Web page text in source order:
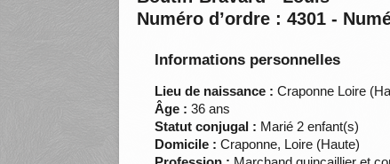
Numéro d’ordre : 4301 -
Informations personnelles
Lieu de naissance : Craponne Loire
Âge : 36 ans
Statut conjugal : Marié 2 enfant(s)
Domicile : Craponne, Loire (Haute)